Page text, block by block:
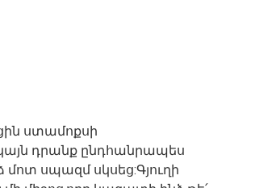
ստամոքսի
դրանք ընդհանրապես
մոտ սպազմ սկսեց:Գյուղի